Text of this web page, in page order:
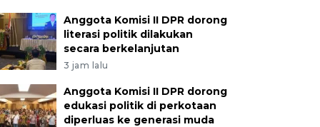
Anggota Komisi II DPR dorong
literasi politik dilakukan
secara berkelanjutan
3 jam lalu
Anggota Komisi II DPR dorong
edukasi politik di perkotaan
diperluas ke generasi muda